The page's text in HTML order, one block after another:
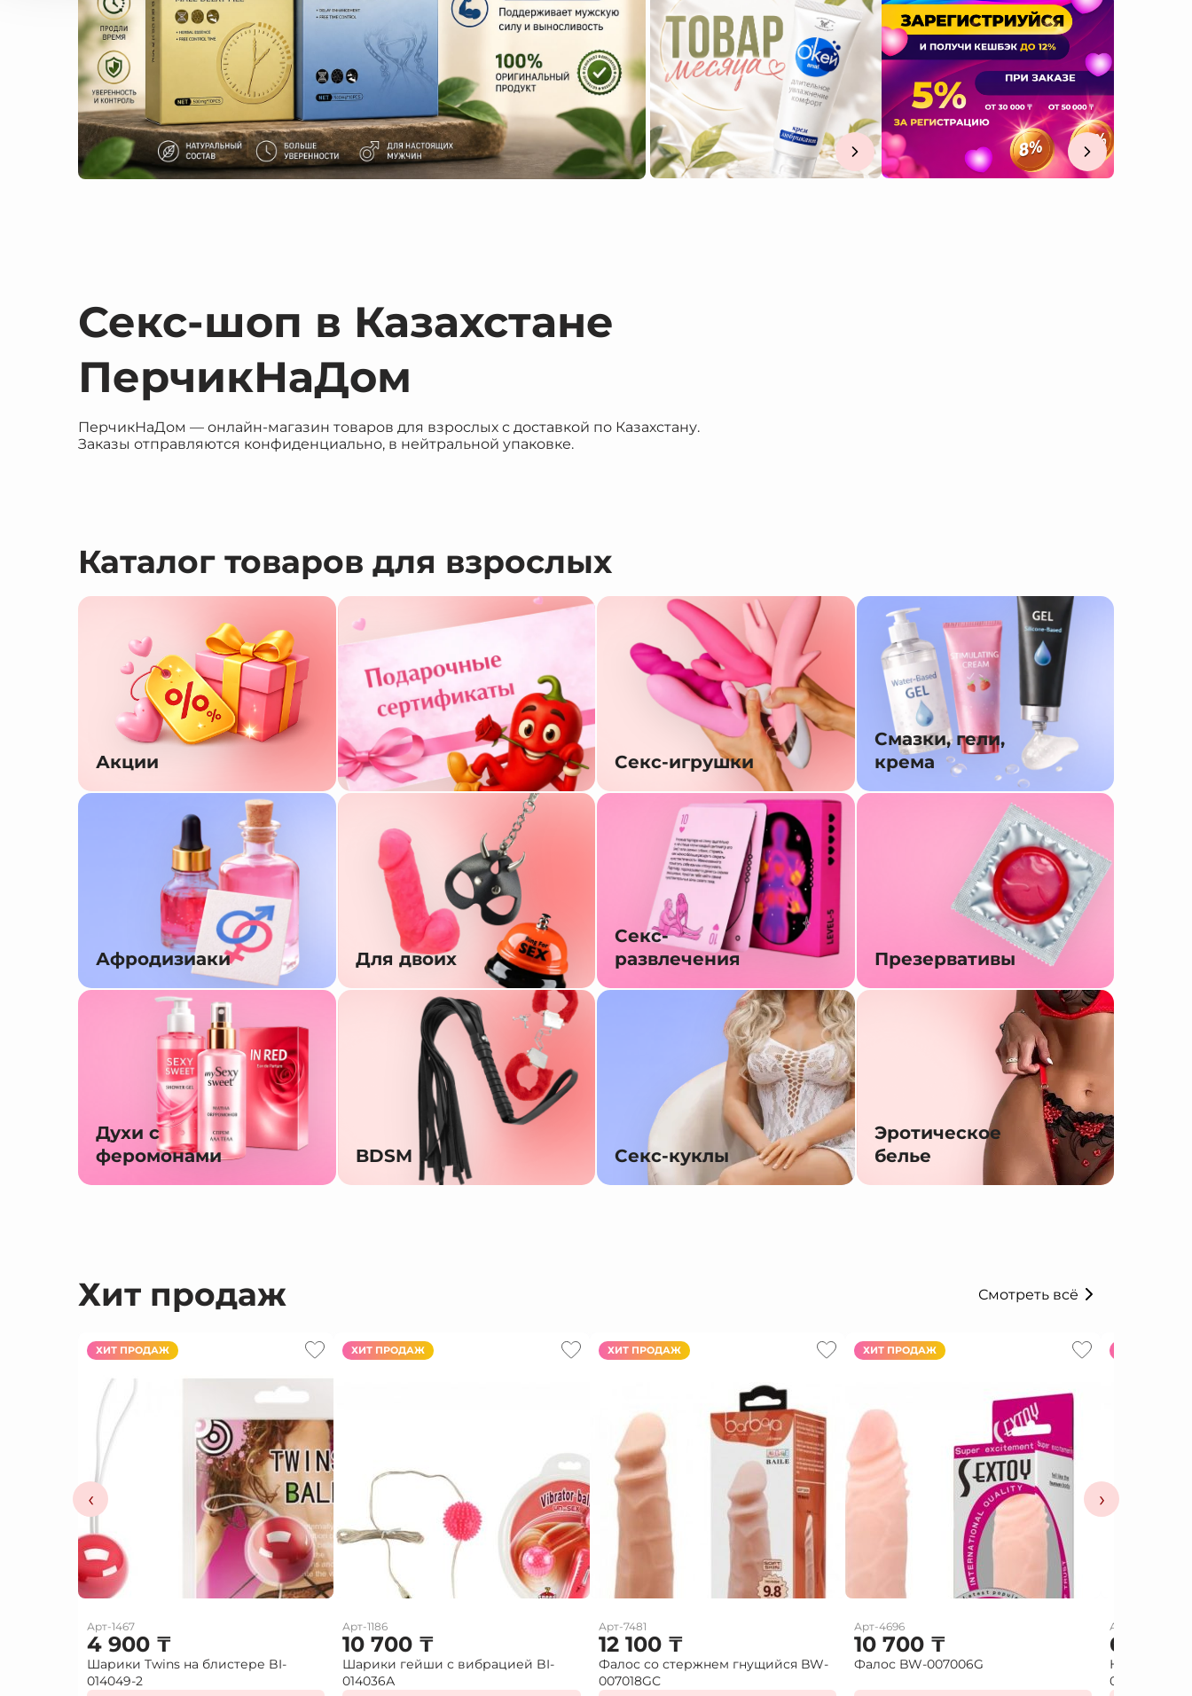
Секс-шоп в Казахстане
ПерчикНаДом
ПерчикНаДом — онлайн-магазин товаров для взрослых с доставкой по Казахстану.
Заказы отправляются конфиденциально, в нейтральной упаковке.
Каталог товаров для взрослых
Акции Секс-игрушки
Смазки, гели,
крема
Афродизиаки Для двоих
Секс-
развлечения
Презервативы
Духи с
феромонами
BDSM Секс-куклы
Эротическое
белье
Хит продаж Смотреть всё
‹
ХИТ ПРОДАЖ
Арт-1467
4 900 ₸
Шарики Twins на блистере BI-
014049-2
ХИТ ПРОДАЖ
Арт-1186
10 700 ₸
Шарики гейши с вибрацией BI-
014036А
ХИТ ПРОДАЖ
Арт-7481
12 100 ₸
Фалос со стержнем гнущийся BW-
007018GС
ХИТ ПРОДАЖ
Арт-4696
10 700 ₸
Фалос BW-007006G
Арт-7897
6 000
Насадка
026213
›